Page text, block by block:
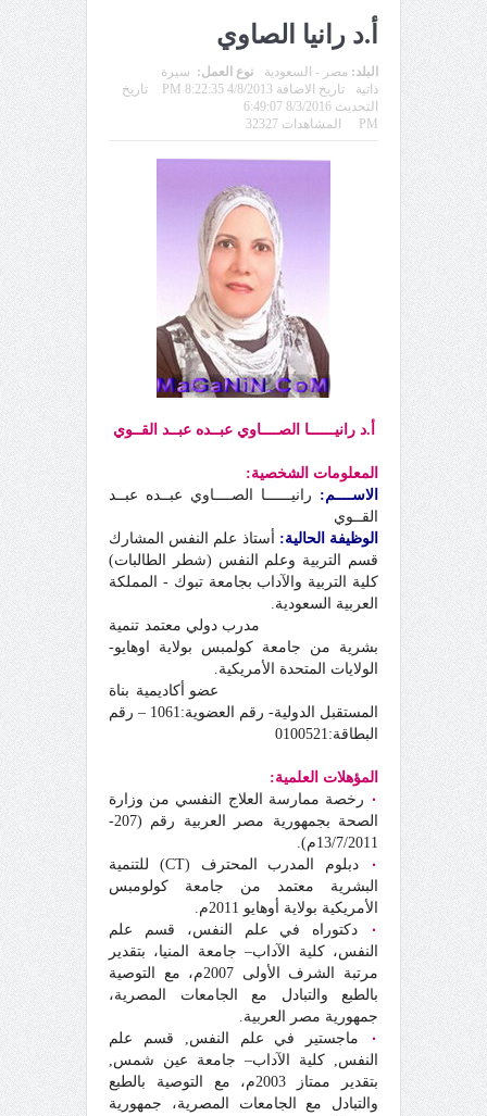
أ.د رانيا الصاوي
البلد: مصر - السعودية نوع العمل: سيرة
ذاتية
تاريخ الاضافة 4/8/2013 8:22:35 PM
تاريخ
التحديث 8/3/2016 6:49:07
PM
المشاهدات 32327
أ.د رانيــــــا الصــــاوي عبــده عبــد القــوي
المعلومات الشخصية:
الاســــم: رانيــــــا الصــــاوي عبــده عبــد
القــوي
الوظيفة الحالية: أستاذ علم النفس المشارك
قسم التربية وعلم النفس (شطر الطالبات)
كلية التربية والآداب بجامعة تبوك - المملكة
العربية السعودية.
مدرب دولي معتمد تنمية
بشرية من جامعة كولمبس بولاية اوهايو-
الولايات المتحدة الأمريكية.
عضو أكاديمية بناة
المستقبل الدولية- رقم العضوية:1061 – رقم
البطاقة:0100521
المؤهلات العلمية:
٠ رخصة ممارسة العلاج النفسي من وزارة
الصحة بجمهورية مصر العربية رقم (207-
13/7/2011م).
٠
دبلوم المدرب المحترف (CT) للتنمية
البشرية معتمد من جامعة كولومبس
الأمريكية بولاية أوهايو 2011م.
٠
دكتوراه في علم النفس، قسم علم
النفس، كلية الآداب– جامعة المنيا، بتقدير
مرتبة الشرف الأولى 2007م، مع التوصية
بالطبع والتبادل مع الجامعات المصرية،
جمهورية مصر العربية.
٠
ماجستير في علم النفس, قسم علم
النفس, كلية الآداب– جامعة عين شمس,
بتقدير ممتاز 2003م، مع التوصية بالطبع
والتبادل مع الجامعات المصرية، جمهورية